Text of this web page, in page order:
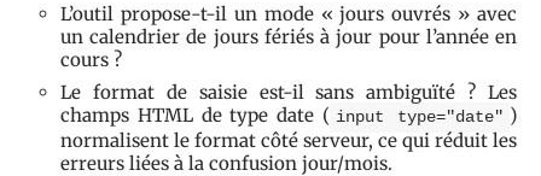
L’outil propose-t-il un mode « jours ouvrés » avec
un calendrier de jours fériés à jour pour l’année en
cours ?
Le format de saisie est-il sans ambiguïté ? Les
champs HTML de type date ( input type="date" )
normalisent le format côté serveur, ce qui réduit les
erreurs liées à la confusion jour/mois.